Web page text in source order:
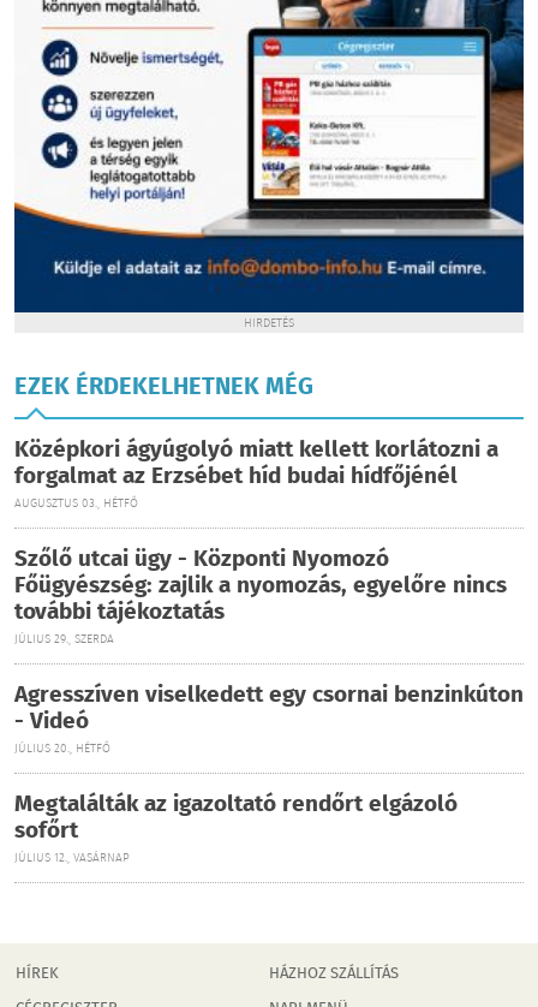
HIRDETÉS
EZEK ÉRDEKELHETNEK MÉG
Középkori ágyúgolyó miatt kellett korlátozni a
forgalmat az Erzsébet híd budai hídfőjénél
AUGUSZTUS 03., HÉTFŐ
Szőlő utcai ügy - Központi Nyomozó
Főügyészség: zajlik a nyomozás, egyelőre nincs
további tájékoztatás
JÚLIUS 29., SZERDA
Agresszíven viselkedett egy csornai benzinkúton
- Videó
JÚLIUS 20., HÉTFŐ
Megtalálták az igazoltató rendőrt elgázoló
sofőrt
JÚLIUS 12., VASÁRNAP
HÍREK
HÁZHOZ SZÁLLÍTÁS